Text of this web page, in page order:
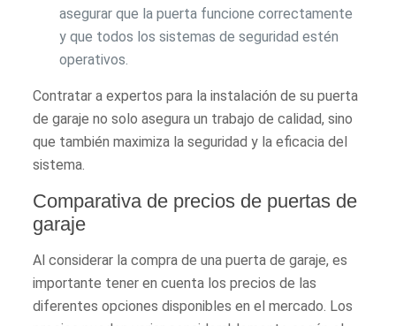
asegurar que la puerta funcione correctamente
y que todos los sistemas de seguridad estén
operativos.
Contratar a expertos para la instalación de su puerta
de garaje no solo asegura un trabajo de calidad, sino
que también maximiza la seguridad y la eficacia del
sistema.
Comparativa de precios de puertas de
garaje
Al considerar la compra de una puerta de garaje, es
importante tener en cuenta los precios de las
diferentes opciones disponibles en el mercado. Los